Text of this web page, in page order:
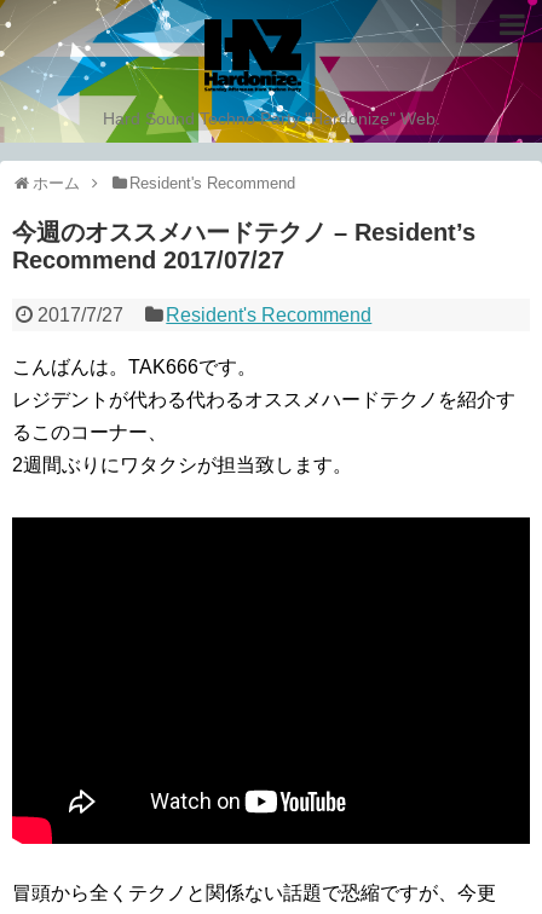
Hard Sound Techno Party "Hardonize" Web.
ホーム Resident's Recommend
今週のオススメハードテクノ – Resident’s
Recommend 2017/07/27
2017/7/27 Resident's Recommend
こんばんは。TAK666です。
レジデントが代わる代わるオススメハードテクノを紹介す
るこのコーナー、
2週間ぶりにワタクシが担当致します。
冒頭から全くテクノと関係ない話題で恐縮ですが、今更